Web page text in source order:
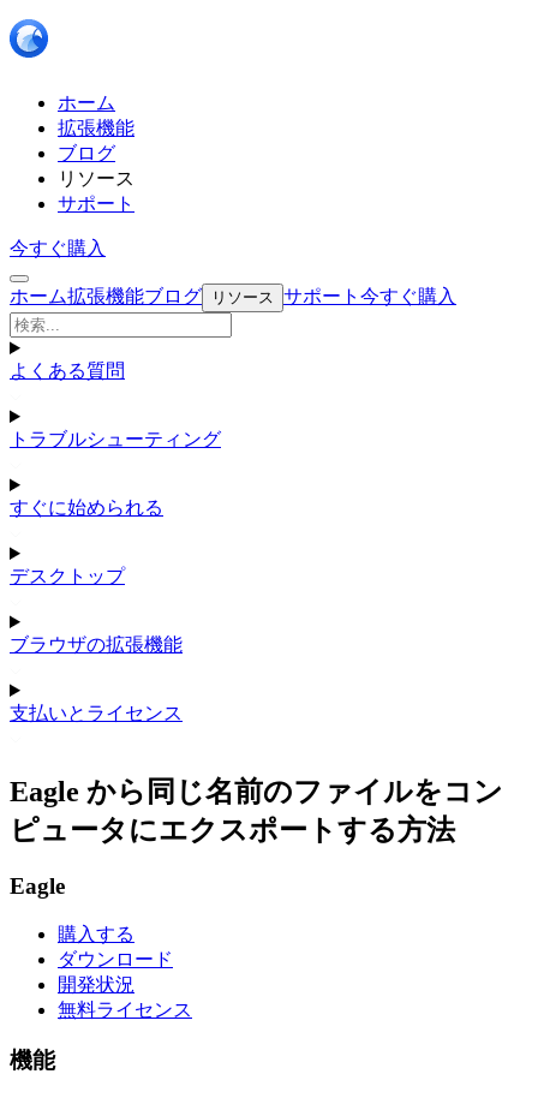
ホーム
拡張機能
ブログ
リソース
サポート
今すぐ購入
ホーム拡張機能ブログ リソース サポート 今すぐ購入
よくある質問
トラブルシューティング
すぐに始められる
デスクトップ
ブラウザの拡張機能
支払いとライセンス
Eagle から同じ名前のファイルをコン
ピュータにエクスポートする方法
Eagle
購入する
ダウンロード
開発状況
無料ライセンス
機能